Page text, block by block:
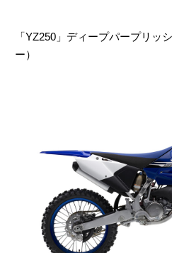
「YZ250」ディープパープリッ
ー）